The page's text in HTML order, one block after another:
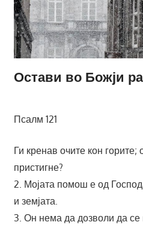
Остави во Божји
Псалм 121
Ги кренав очите кон
пристигне?
2. Мојата помош е од
и земјата.
3. Он нема да дозволи да се